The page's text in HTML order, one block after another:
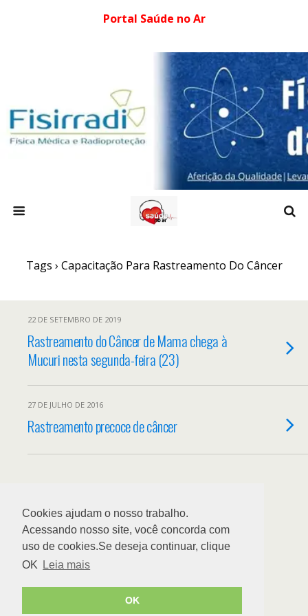
Cookies ajudam o nosso trabalho.
Acessando nosso site, você concorda com
uso de cookies.Se deseja continuar, clique
OK
Leia mais
OK
Portal Saúde no Ar
Tags › Capacitação Para Rastreamento Do Câncer
22 DE SETEMBRO DE 2019
Rastreamento do Câncer de Mama chega à
Mucuri nesta segunda-feira (23)
27 DE JULHO DE 2016
Rastreamento precoce de câncer